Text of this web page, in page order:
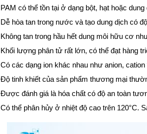
PAM có thể tồn tại ở dạng bột, hạt hoặc
Dễ hòa tan trong nước và tạo dung dịch có
Không tan trong hầu hết dung môi hữu cơ
Khối lượng phân tử rất lớn, có thể đạt hàng
Có các dạng ion khác nhau như anion,
Độ tinh khiết của sản phẩm thương mại
Được đánh giá là hóa chất có độ an toàn
Có thể phân hủy ở nhiệt độ cao trên 120°C.